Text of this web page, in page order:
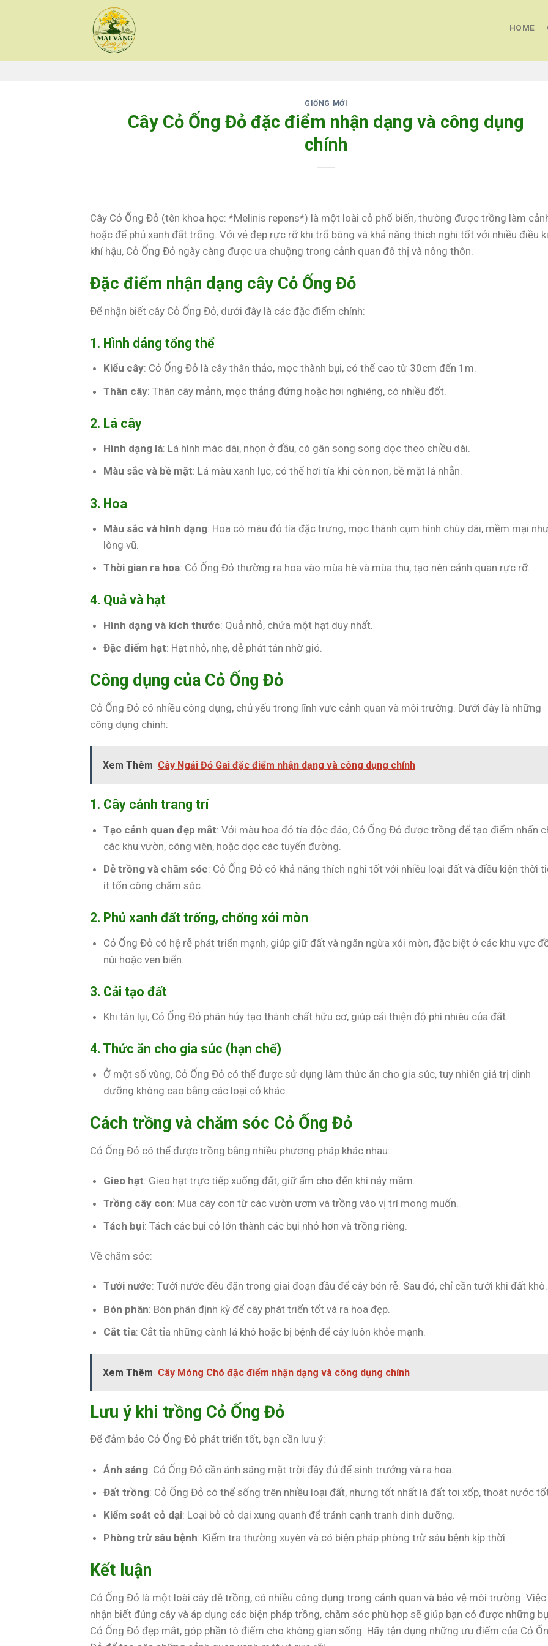
HOME
GIỐNG MỚI
Cây Cỏ Ống Đỏ đặc điểm nhận dạng và công dụng
chính
Cây Cỏ Ống Đỏ (tên khoa học: *Melinis repens*) là một loài cỏ phổ biến, thường được trồng làm
hoặc để phủ xanh đất trống. Với vẻ đẹp rực rỡ khi trổ bông và khả năng thích nghi tốt với nhiều điều
khí hậu, Cỏ Ống Đỏ ngày càng được ưa chuộng trong cảnh quan đô thị và nông thôn.
Đặc điểm nhận dạng cây Cỏ Ống Đỏ
Để nhận biết cây Cỏ Ống Đỏ, dưới đây là các đặc điểm chính:
1. Hình dáng tổng thể
Kiểu cây: Cỏ Ống Đỏ là cây thân thảo, mọc thành bụi, có thể cao từ 30cm đến 1m.
Thân cây: Thân cây mảnh, mọc thẳng đứng hoặc hơi nghiêng, có nhiều đốt.
2. Lá cây
Hình dạng lá: Lá hình mác dài, nhọn ở đầu, có gân song song dọc theo chiều dài.
Màu sắc và bề mặt: Lá màu xanh lục, có thể hơi tía khi còn non, bề mặt lá nhẵn.
3. Hoa
Màu sắc và hình dạng: Hoa có màu đỏ tía đặc trưng, mọc thành cụm hình chùy dài, mềm mại
lông vũ.
Thời gian ra hoa: Cỏ Ống Đỏ thường ra hoa vào mùa hè và mùa thu, tạo nên cảnh quan rực rỡ.
4. Quả và hạt
Hình dạng và kích thước: Quả nhỏ, chứa một hạt duy nhất.
Đặc điểm hạt: Hạt nhỏ, nhẹ, dễ phát tán nhờ gió.
Công dụng của Cỏ Ống Đỏ
Cỏ Ống Đỏ có nhiều công dụng, chủ yếu trong lĩnh vực cảnh quan và môi trường. Dưới đây là những
công dụng chính:
Xem Thêm Cây Ngải Đỏ Gai đặc điểm nhận dạng và công dụng chính
1. Cây cảnh trang trí
Tạo cảnh quan đẹp mắt: Với màu hoa đỏ tía độc đáo, Cỏ Ống Đỏ được trồng để tạo điểm nhấn
các khu vườn, công viên, hoặc dọc các tuyến đường.
Dễ trồng và chăm sóc: Cỏ Ống Đỏ có khả năng thích nghi tốt với nhiều loại đất và điều kiện thời
ít tốn công chăm sóc.
2. Phủ xanh đất trống, chống xói mòn
Cỏ Ống Đỏ có hệ rễ phát triển mạnh, giúp giữ đất và ngăn ngừa xói mòn, đặc biệt ở các khu vực
núi hoặc ven biển.
3. Cải tạo đất
Khi tàn lụi, Cỏ Ống Đỏ phân hủy tạo thành chất hữu cơ, giúp cải thiện độ phì nhiêu của đất.
4. Thức ăn cho gia súc (hạn chế)
Ở một số vùng, Cỏ Ống Đỏ có thể được sử dụng làm thức ăn cho gia súc, tuy nhiên giá trị dinh
dưỡng không cao bằng các loại cỏ khác.
Cách trồng và chăm sóc Cỏ Ống Đỏ
Cỏ Ống Đỏ có thể được trồng bằng nhiều phương pháp khác nhau:
Gieo hạt: Gieo hạt trực tiếp xuống đất, giữ ẩm cho đến khi nảy mầm.
Trồng cây con: Mua cây con từ các vườn ươm và trồng vào vị trí mong muốn.
Tách bụi: Tách các bụi cỏ lớn thành các bụi nhỏ hơn và trồng riêng.
Về chăm sóc:
Tưới nước: Tưới nước đều đặn trong giai đoạn đầu để cây bén rễ. Sau đó, chỉ cần tưới khi đất khô.
Bón phân: Bón phân định kỳ để cây phát triển tốt và ra hoa đẹp.
Cắt tỉa: Cắt tỉa những cành lá khô hoặc bị bệnh để cây luôn khỏe mạnh.
Xem Thêm Cây Móng Chó đặc điểm nhận dạng và công dụng chính
Lưu ý khi trồng Cỏ Ống Đỏ
Để đảm bảo Cỏ Ống Đỏ phát triển tốt, bạn cần lưu ý:
Ánh sáng: Cỏ Ống Đỏ cần ánh sáng mặt trời đầy đủ để sinh trưởng và ra hoa.
Đất trồng: Cỏ Ống Đỏ có thể sống trên nhiều loại đất, nhưng tốt nhất là đất tơi xốp, thoát nước
Kiểm soát cỏ dại: Loại bỏ cỏ dại xung quanh để tránh cạnh tranh dinh dưỡng.
Phòng trừ sâu bệnh: Kiểm tra thường xuyên và có biện pháp phòng trừ sâu bệnh kịp thời.
Kết luận
Cỏ Ống Đỏ là một loài cây dễ trồng, có nhiều công dụng trong cảnh quan và bảo vệ môi trường. Việc
nhận biết đúng cây và áp dụng các biện pháp trồng, chăm sóc phù hợp sẽ giúp bạn có được những
Cỏ Ống Đỏ đẹp mắt, góp phần tô điểm cho không gian sống. Hãy tận dụng những ưu điểm của Cỏ